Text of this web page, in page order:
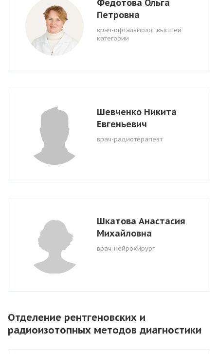
Федотова Ольга
Петровна
врач-офтальмолог высшей
категории
Шевченко Никита
Евгеньевич
врач-радиотерапевт
Шкатова Анастасия
Михайловна
врач-нейрохирург
Отделение рентгеновских и
радиоизотопных методов диагностики